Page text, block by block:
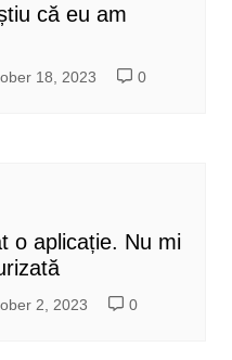
că eu am
18, 2023 0
o aplicație. Nu mi
2, 2023 0